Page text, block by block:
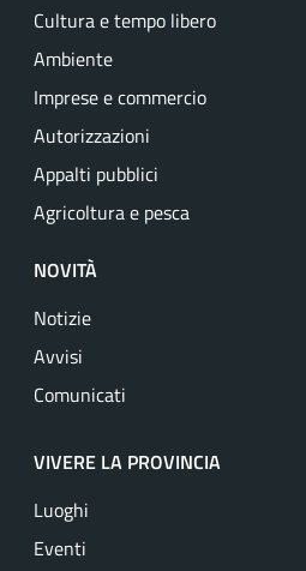
Cultura e tempo libero
Ambiente
Imprese e commercio
Autorizzazioni
Appalti pubblici
Agricoltura e pesca
NOVITÀ
Notizie
Avvisi
Comunicati
VIVERE LA PROVINCIA
Luoghi
Eventi